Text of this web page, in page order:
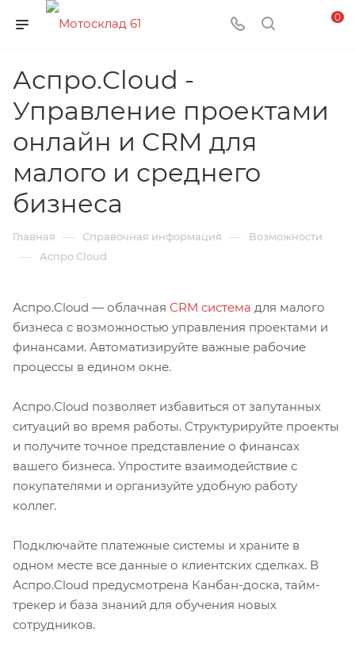
0
Аспро.Cloud -
Управление проектами
онлайн и CRM для
малого и среднего
бизнеса
Главная — Справочная информация — Возможности
— Аспро.Cloud
Аспро.Cloud — облачная CRM система для малого
бизнеса с возможностью управления проектами и
финансами. Автоматизируйте важные рабочие
процессы в едином окне.
Аспро.Cloud позволяет избавиться от запутанных
ситуаций во время работы. Структурируйте проекты
и получите точное представление о финансах
вашего бизнеса. Упростите взаимодействие с
покупателями и организуйте удобную работу
коллег.
Подключайте платежные системы и храните в
одном месте все данные о клиентских сделках. В
Аспро.Cloud предусмотрена Канбан-доска, тайм-
трекер и база знаний для обучения новых
сотрудников.